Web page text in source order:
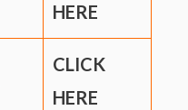
HERE
CLICK
HERE